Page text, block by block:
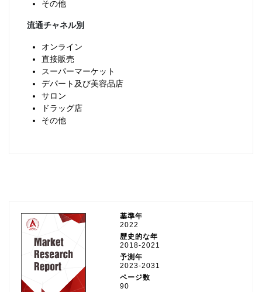
その他
流通チャネル別
オンライン
直接販売
スーパーマーケット
デパート及び美容品店
サロン
ドラッグ店
その他
基準年
2022
歴史的な年
2018-2021
予測年
2023-2031
ページ数
90